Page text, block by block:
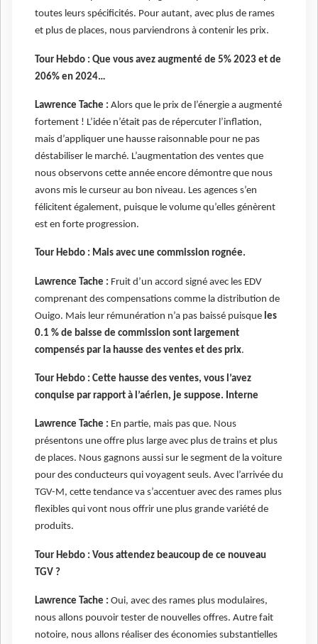
toutes leurs spécificités. Pour autant, avec plus de rames
et plus de places, nous parviendrons à contenir les prix.
Tour Hebdo : Que vous avez augmenté de 5% 2023 et de
206% en 2024…
Lawrence Tache : Alors que le prix de l’énergie a augmenté
fortement ! L’idée n’était pas de répercuter l’inflation,
mais d’appliquer une hausse raisonnable pour ne pas
déstabiliser le marché. L’augmentation des ventes que
nous observons cette année encore démontre que nous
avons mis le curseur au bon niveau. Les agences s’en
félicitent également, puisque le volume qu’elles génèrent
est en forte progression.
Tour Hebdo : Mais avec une commission rognée.
Lawrence Tache : Fruit d’un accord signé avec les EDV
comprenant des compensations comme la distribution de
Ouigo. Mais leur rémunération n’a pas baissé puisque les
0.1 % de baisse de commission sont largement
compensés par la hausse des ventes et des prix.
Tour Hebdo : Cette hausse des ventes, vous l’avez
conquise par rapport à l’aérien, je suppose. Interne
Lawrence Tache : En partie, mais pas que. Nous
présentons une offre plus large avec plus de trains et plus
de places. Nous gagnons aussi sur le segment de la voiture
pour des conducteurs qui voyagent seuls. Avec l’arrivée du
TGV-M, cette tendance va s’accentuer avec des rames plus
flexibles qui vont nous offrir une plus grande variété de
produits.
Tour Hebdo : Vous attendez beaucoup de ce nouveau
TGV ?
Lawrence Tache : Oui, avec des rames plus modulaires,
nous allons pouvoir tester de nouvelles offres. Autre fait
notoire, nous allons réaliser des économies substantielles